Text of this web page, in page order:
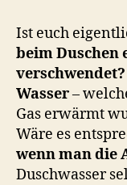
Ist euch
beim Duschen
verschwendet?
Wasser–
Gas erwärmt
Wäre es
wenn man die
Duschwasser